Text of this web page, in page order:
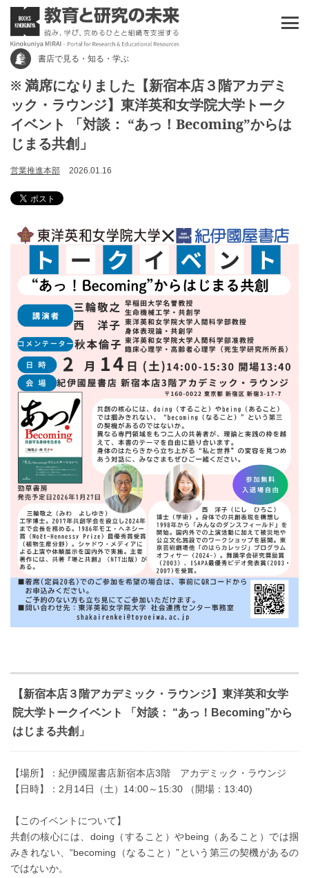
書店で見る・知る・学ぶ
※ 満席になりました【新宿本店３階アカデミ
ック・ラウンジ】東洋英和女学院大学トーク
イベント 「対談： “あっ！Becoming”からは
じまる共創」
営業推進本部 2026.01.16
【新宿本店３階アカデミック・ラウンジ】東洋英和女学
院大学トークイベント 「対談： “あっ！Becoming”から
はじまる共創」
【場所】：紀伊國屋書店新宿本店3階 アカデミック・ラウンジ
【日時】：2月14日（土）14:00～15:30 （開場：13:40)
【このイベントについて】
共創の核心には、doing（すること）やbeing（あること）では掴
みきれない、“becoming（なること）”という第三の契機があるの
ではないか。